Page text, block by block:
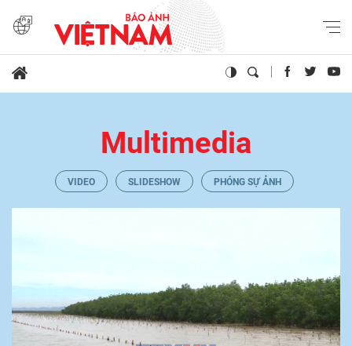
Multimedia
VIDEO SLIDESHOW PHÓNG SỰ ẢNH